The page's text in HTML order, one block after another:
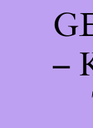
–